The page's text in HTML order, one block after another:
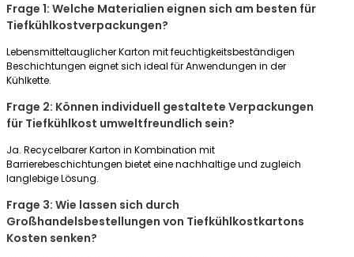
Frage 1: Welche Materialien eignen sich am besten für
Tiefkühlkostverpackungen?
Lebensmitteltauglicher Karton mit feuchtigkeitsbeständigen
Beschichtungen eignet sich ideal für Anwendungen in der
Kühlkette.
Frage 2: Können individuell gestaltete Verpackungen
für Tiefkühlkost umweltfreundlich sein?
Ja. Recycelbarer Karton in Kombination mit
Barrierebeschichtungen bietet eine nachhaltige und zugleich
langlebige Lösung.
Frage 3: Wie lassen sich durch
Großhandelsbestellungen von Tiefkühlkostkartons
Kosten senken?